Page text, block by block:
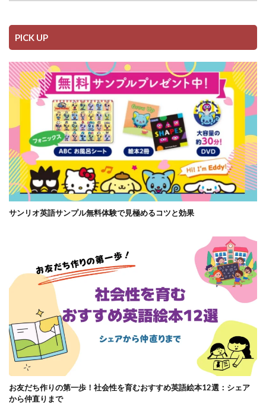
PICK UP
サンリオ英語サンプル無料体験で見極めるコツと効果
お友だち作りの第一歩！社会性を育むおすすめ英語絵本12選：シェア
から仲直りまで